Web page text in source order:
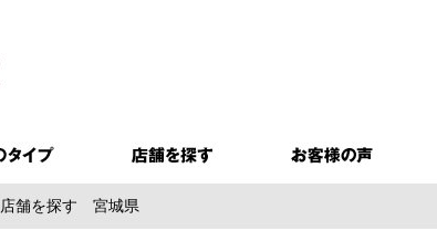
店舗を探す 宮城県